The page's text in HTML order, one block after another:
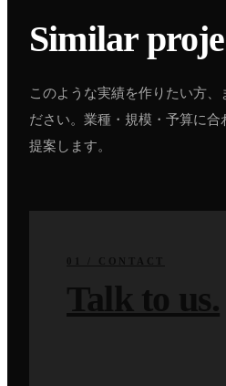
Similar
このような実績を作りたい方、
ださい。業種・規模・予算に
提案します。
01 / CONTACT
Talk to us.